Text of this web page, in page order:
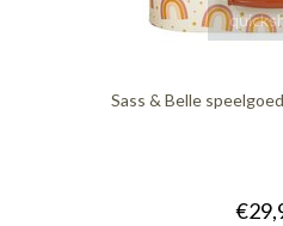
Sass & Belle